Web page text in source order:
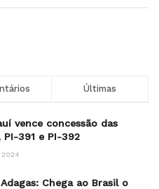
Últimas
vence concessão das
PI-391 e PI-392
2024
Chega ao Brasil o